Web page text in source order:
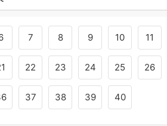
7 8 9 10 11
22 23 24 25 26
37 38 39 40